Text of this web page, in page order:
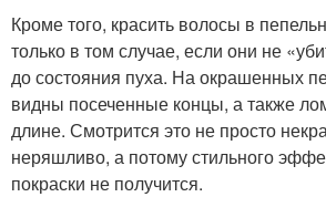
Кроме того, красить волосы в
только в том случае, если они не
до состояния пуха. На окрашенных
видны посеченные концы, а также
длине. Смотрится это не просто
неряшливо, а потому стильного
покраски не получится.